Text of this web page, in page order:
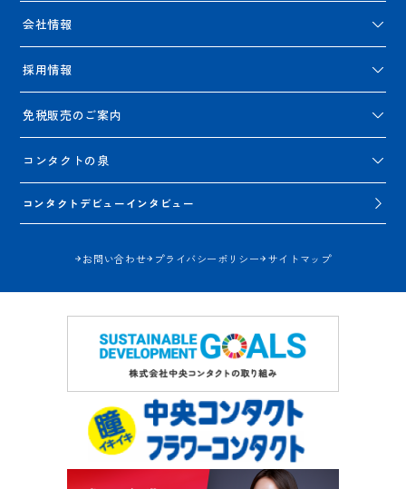
会社情報
採用情報
免税販売のご案内
コンタクトの泉
コンタクトデビューインタビュー
お問い合わせ プライバシーポリシー サイトマップ